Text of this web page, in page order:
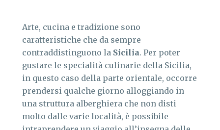
Arte, cucina e tradizione sono
caratteristiche che da sempre
contraddistinguono la Sicilia. Per poter
gustare le specialità culinarie della Sicilia,
in questo caso della parte orientale, occorre
prendersi qualche giorno alloggiando in
una struttura alberghiera che non disti
molto dalle varie località, è possibile